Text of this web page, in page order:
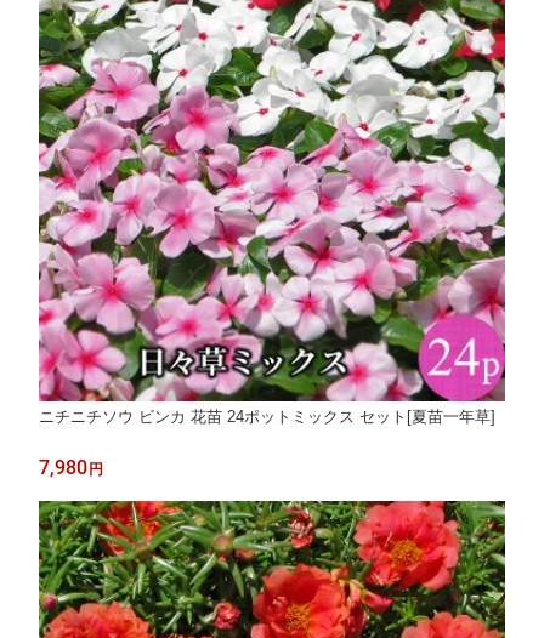
ニチニチソウ ビンカ 花苗 24ポットミックス セット[夏苗一年草]
7,980円